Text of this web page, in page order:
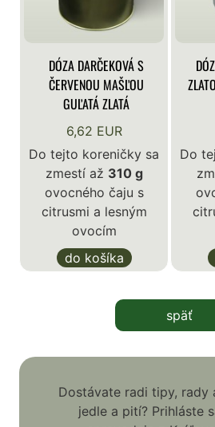
DÓZA DARČEKOVÁ S
ČERVENOU MAŠĽOU
GUĽATÁ ZLATÁ
6,62 EUR
Do tejto koreničky sa
zmestí až 310 g
ovocného čaju s
citrusmi a lesným
ovocím
do košíka
Do
späť
Dostávate radi tipy, rady
jedle a pití? Prihláste